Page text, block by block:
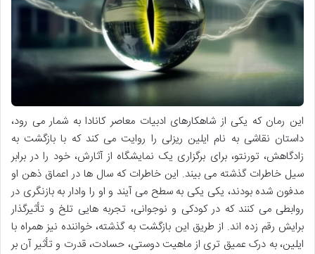
این رمان که یکی از شاهکارهای ادبیات معاصر کانادا به شمار می رود،
داستان نقاشی به نام ایلین ریزلی را روایت می کند که با بازگشت به
زادگاهش، تورنتو، برای برگزاری یک نمایشگاه از آثارش، خود را در برابر
سیل خاطرات گذشته می بیند. این خاطرات که سال ها در اعماق ذهن او
مدفون شده بودند، یکی یکی به سطح می آیند و او را وادار به بازنگری در
روابطی می کنند که در کودکی و نوجوانی، تجربه هایی تلخ و تأثیرگذار
برایش رقم زده اند. از طریق این بازگشت به گذشته، خواننده نیز همراه با
ایلین، به درک عمیق تری از ماهیت دوستی، حسادت، قدرت و تأثیر آن بر